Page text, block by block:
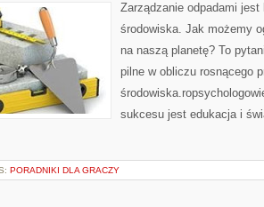
Zarządzanie odpadami
środowiska. Jak możemy
na naszą planetę? To
pilne w obliczu rosnącego
sukcesu jest edukacja i
PORADNIKI DLA GRACZY